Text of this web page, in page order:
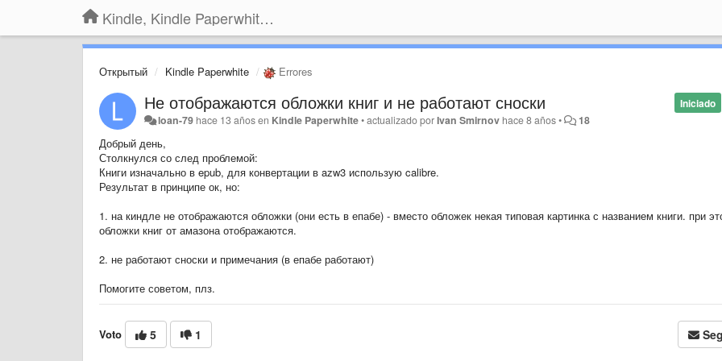
Kindle, Kindle Paperwhite, Kindle Voyage
Открытый Kindle Paperwhite Errores
Iniciado
Не отображаются обложки книг и не работают сноски
loan-79 hace 13 añosen Kindle Paperwhite•actualizado porIvan Smirnov hace 8 años• 18
Добрый день,
Столкнулся со след проблемой:
Книги изначально в epub, для конвертации в azw3 использую calibre.
Результат в принципе ок, но:
1. на киндле не отображаются обложки (они есть в епабе) - вместо обложек некая типовая картинка с названием книги. при
обложки книг от амазона отображаются.
2. не работают сноски и примечания (в епабе работают)
Помогите советом, плз.
Voto 5 1